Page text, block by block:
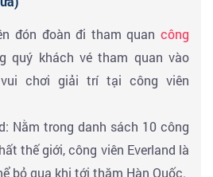
đón đoàn về khách sạn nhận
đón đoàn đi tham quan công
quý khách vé tham quan vào
chơi giải trí tại công viên
Nằm trong danh sách 10 công
thế giới, công viên Everland là
bỏ qua khi tới thăm Hàn Quốc.